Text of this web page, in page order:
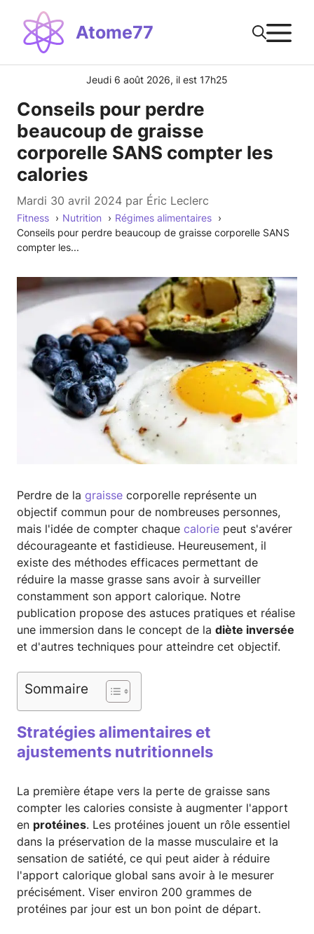
contenu
Atome77
Jeudi 6 août 2026, il est 17h25
Conseils pour perdre
beaucoup de graisse
corporelle SANS compter les
calories
mardi 30 avril 2024 par Éric Leclerc
Fitness Nutrition
Régimes alimentaires
Conseils pour perdre beaucoup de graisse corporelle SANS
compter les...
Perdre de la graisse corporelle représente un
objectif commun pour de nombreuses personnes,
mais l'idée de compter chaque calorie peut s'avérer
décourageante et fastidieuse. Heureusement, il
existe des méthodes efficaces permettant de
réduire la masse grasse sans avoir à surveiller
constamment son apport calorique. Notre
publication propose des astuces pratiques et réalise
une immersion dans le concept de la diète inversée
et d'autres techniques pour atteindre cet objectif.
Sommaire
Stratégies alimentaires et
ajustements nutritionnels
La première étape vers la perte de graisse sans
compter les calories consiste à augmenter l'apport
en protéines. Les protéines jouent un rôle essentiel
dans la préservation de la masse musculaire et la
sensation de satiété, ce qui peut aider à réduire
l'apport calorique global sans avoir à le mesurer
précisément. Viser environ 200 grammes de
protéines par jour est un bon point de départ.